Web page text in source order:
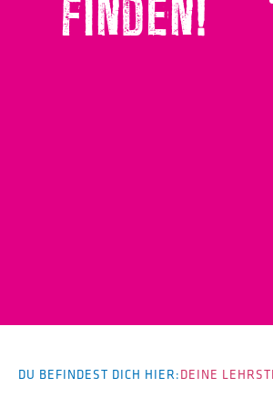
FINDEN!
DU BEFINDEST DICH HIER:DEINE